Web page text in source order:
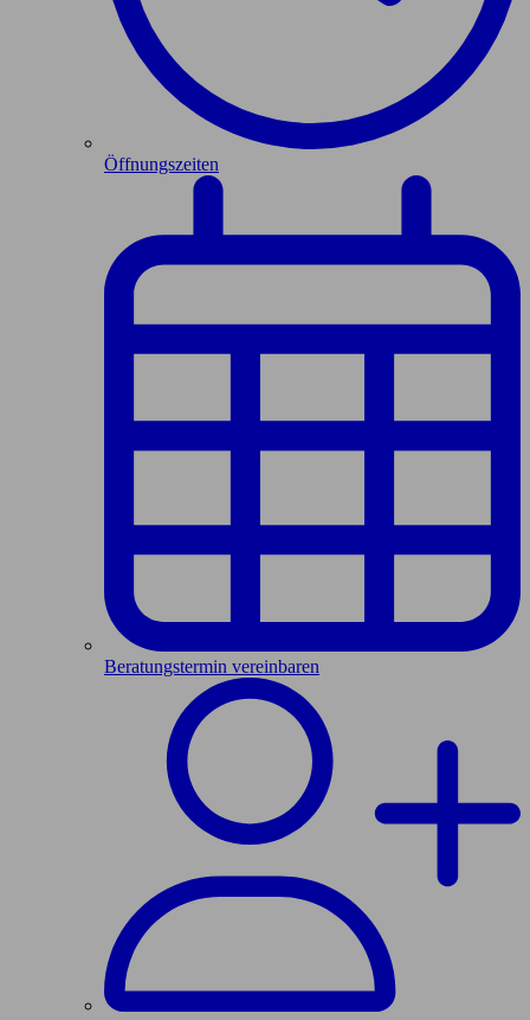
Öffnungszeiten
Beratungstermin vereinbaren